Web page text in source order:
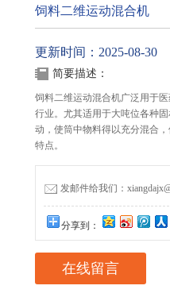
饲料二维运动混合机
更新时间：2025-08-30
简要描述：
饲料二维运动混合机广泛用于
行业。尤其适用于大吨位各种
动，使筒中物料得以充分混合
特点。
发邮件给我们：
分享到：
在线留言